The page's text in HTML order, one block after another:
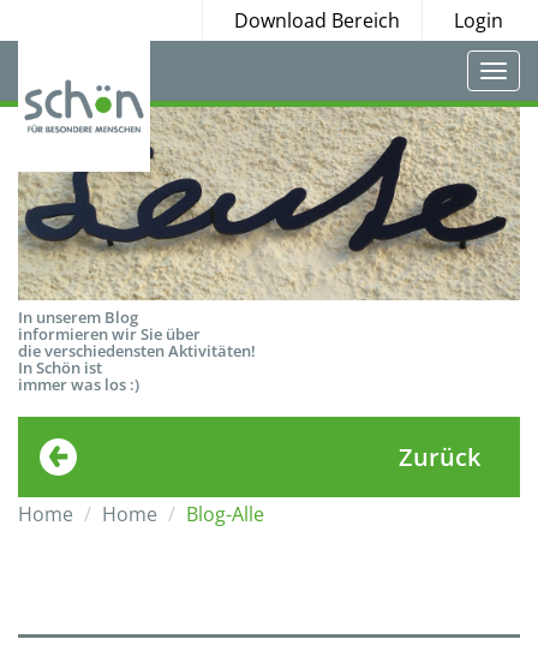
Download Bereich Login
In unserem Blog
informieren wir Sie über
die verschiedensten Aktivitäten!
In Schön ist
immer was los :)
Zurück
Home Home Blog-Alle